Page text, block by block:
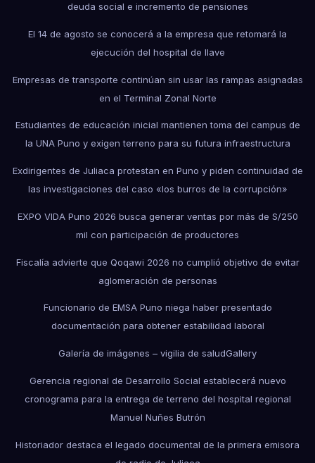
deuda social e incremento de pensiones
El 14 de agosto se conocerá a la empresa que retomará la
ejecución del hospital de Ilave
Empresas de transporte continúan sin usar las rampas asignadas
en el Terminal Zonal Norte
Estudiantes de educación inicial mantienen toma del campus de
la UNA Puno y exigen terreno para su futura infraestructura
Exdirigentes de Juliaca protestan en Puno y piden continuidad de
las investigaciones del caso «los burros de la corrupción»
EXPO VIDA Puno 2026 busca generar ventas por más de S/250
mil con participación de productores
Fiscalía advierte que Qoqawi 2026 no cumplió objetivo de evitar
aglomeración de personas
Funcionario de EMSA Puno niega haber presentado
documentación para obtener estabilidad laboral
Galería de imágenes – vigilia de saludGallery
Gerencia regional de Desarrollo Social establecerá nuevo
cronograma para la entrega de terreno del hospital regional
Manuel Nuñes Butrón
Historiador destaca el legado documental de la primera emisora